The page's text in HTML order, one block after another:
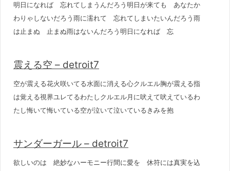
明日になれば 忘れてしまうんだろう明日が来ても あなたか
わりゃしないだろう雨に濡れて 忘れてしまいたいんだろう雨
は止まぬ 止まぬ雨はないんだろう明日になれば 忘
震える空 – detroit7
空が震える花火咲いてる水面に消える心クルエル胸が震える指
は覚える視界ユレてるわたしクルエル月に吠えて吠えているわ
たし悔いて悔いている空が泣いて泣いているきみを抱
サンダーガール – detroit7
欲しいのは 絶妙なハーモニー行間に愛を 休符には真実を込